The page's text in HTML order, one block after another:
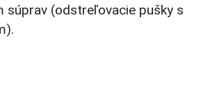
súprav (odstreľovacie pušky s